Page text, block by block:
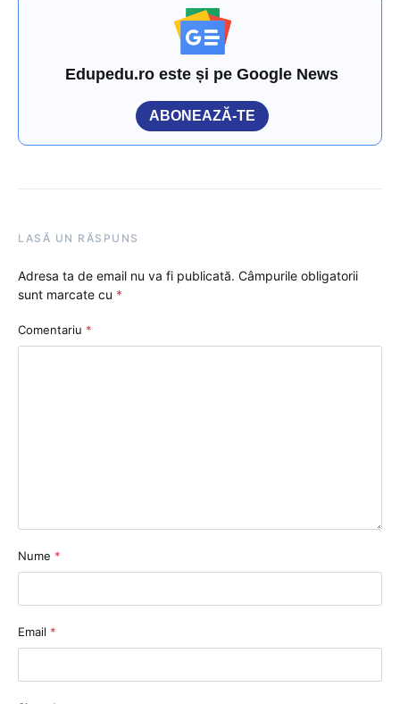
Edupedu.ro este și pe Google News
ABONEAZĂ-TE
LASĂ UN RĂSPUNS
Adresa ta de email nu va fi publicată. Câmpurile obligatorii
sunt marcate cu *
Comentariu *
Nume *
Email *